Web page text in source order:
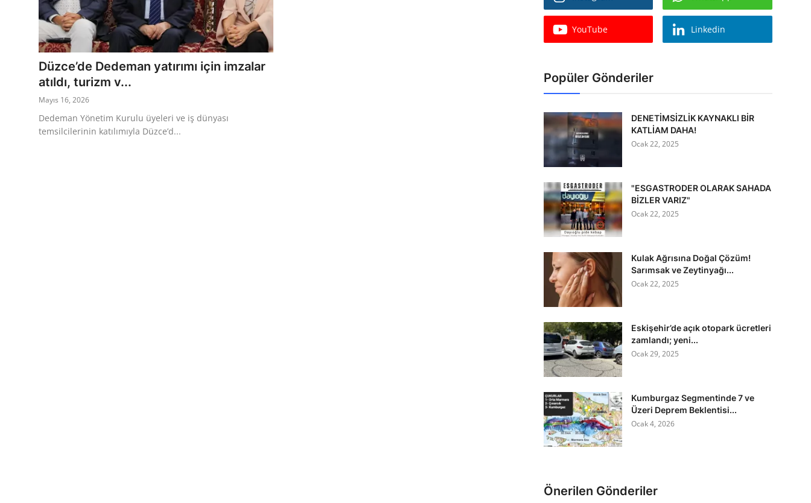
Siber Güvenlik
Ekonomi
Kütahya
Özel Haber
Düzce’de Dedeman yatırımı için imzalar
atıldı, turizm v...
Mayıs 16, 2026
Dedeman Yönetim Kurulu üyeleri ve iş dünyası
temsilcilerinin katılımıyla Düzce’d...
YouTube Linkedin
Popüler Gönderiler
DENETİMSİZLİK KAYNAKLI BİR
KATLİAM DAHA!
Ocak 22, 2025
"ESGASTRODER OLARAK SAHADA
BİZLER VARIZ"
Ocak 22, 2025
Kulak Ağrısına Doğal Çözüm!
Sarımsak ve Zeytinyağı...
Ocak 22, 2025
Eskişehir’de açık otopark ücretleri
zamlandı; yeni...
Ocak 29, 2025
Kumburgaz Segmentinde 7 ve
Üzeri Deprem Beklentisi...
Ocak 4, 2026
Önerilen Gönderiler